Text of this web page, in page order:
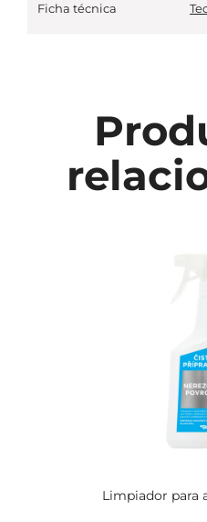
Ficha técnica
Limpiador para